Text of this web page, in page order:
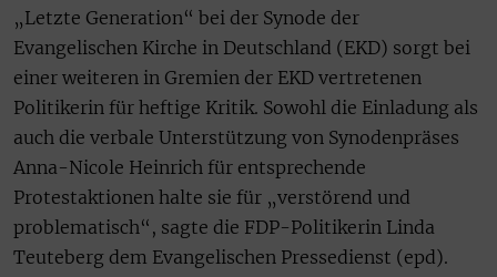
„Letzte Generation“ bei der Synode der
Evangelischen Kirche in Deutschland (EKD) sorgt bei
einer weiteren in Gremien der EKD vertretenen
Politikerin für heftige Kritik. Sowohl die Einladung als
auch die verbale Unterstützung von Synodenpräses
Anna-Nicole Heinrich für entsprechende
Protestaktionen halte sie für „verstörend und
problematisch“, sagte die FDP-Politikerin Linda
Teuteberg dem Evangelischen Pressedienst (epd).